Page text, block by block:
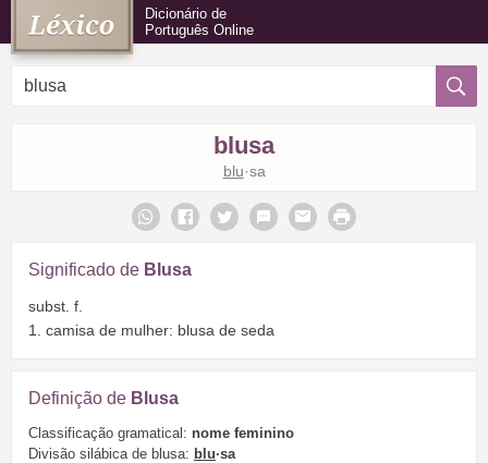
Dicionário de
Português Online
blusa
blu·sa
Significado de Blusa
subst. f.
1. camisa de mulher: blusa de seda
Definição de Blusa
Classificação gramatical: nome feminino
Divisão silábica de blusa: blu·sa